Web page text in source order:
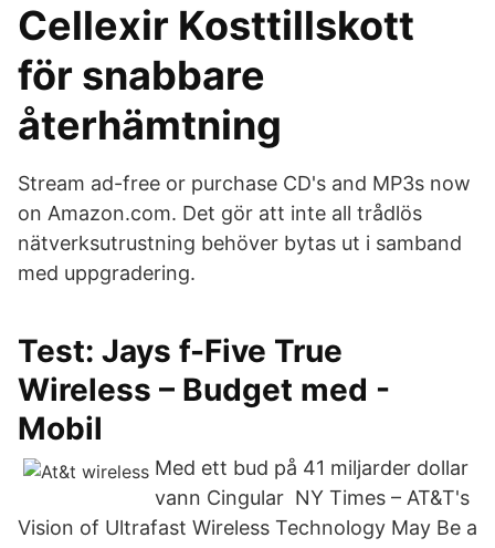
Cellexir Kosttillskott
för snabbare
återhämtning
Stream ad-free or purchase CD's and MP3s now
on Amazon.com. Det gör att inte all trådlös
nätverksutrustning behöver bytas ut i samband
med uppgradering.
Test: Jays f-Five True
Wireless – Budget med -
Mobil
Med ett bud på 41 miljarder dollar
vann Cingular NY Times – AT&T's
Vision of Ultrafast Wireless Technology May Be a